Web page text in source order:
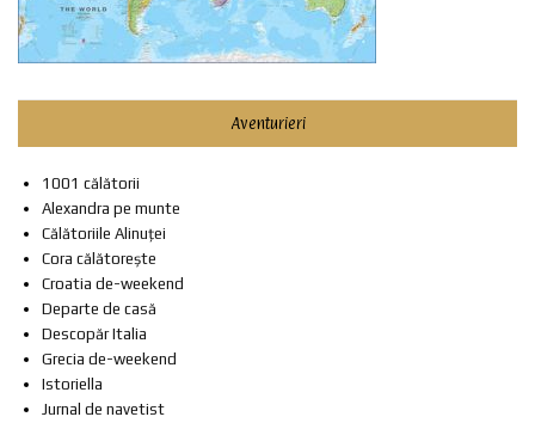
Aventurieri
1001 călătorii
Alexandra pe munte
Călătoriile Alinuței
Cora călătorește
Croatia de-weekend
Departe de casă
Descopăr Italia
Grecia de-weekend
Istoriella
Jurnal de navetist